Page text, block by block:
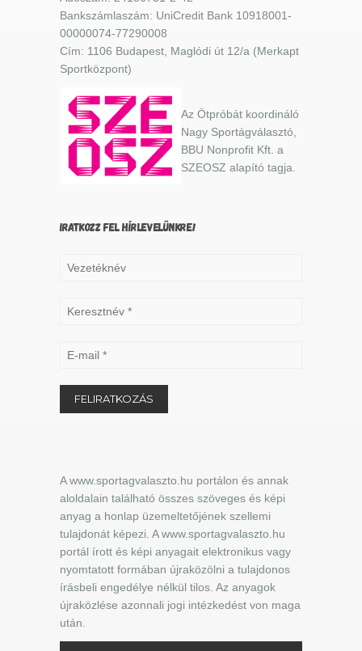
Bankszámlaszám: UniCredit Bank 10918001-
00000074-77290008
Cím: 1106 Budapest, Maglódi út 12/a (Merkapt
Sportközpont)
Az Ötpróbát koordináló
Nagy Sportágválasztó,
BBU Nonprofit Kft. a
SZEOSZ alapító tagja.
IRATKOZZ FEL HÍRLEVELÜNKRE!
A www.sportagvalaszto.hu portálon és annak
aloldalain található összes szöveges és képi
anyag a honlap üzemeltetőjének szellemi
tulajdonát képezi. A www.sportagvalaszto.hu
portál írott és képi anyagait elektronikus vagy
nyomtatott formában újraközölni a tulajdonos
írásbeli engedélye nélkül tilos. Az anyagok
újraközlése azonnali jogi intézkedést von maga
után.